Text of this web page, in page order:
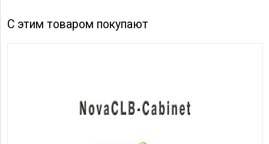
С этим товаром покупают